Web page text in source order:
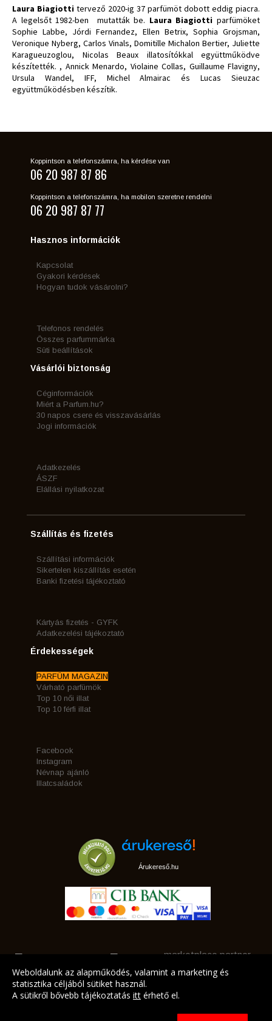
Laura Biagiotti tervező 2020-ig 37 parfümöt dobott eddig piacra.
A legelsőt 1982-ben mutatták be. Laura Biagiotti parfümöket
Sophie Labbe, Jórdi Fernandez, Ellen Betrix, Sophia Grojsman,
Veronique Nyberg, Carlos Vinals, Domitille Michalon Bertier, Juliette
Karagueuzoglou, Nicolas Beaux illatosítókkal együttműködve
készítették. , Annick Menardo, Violaine Collas, Guillaume Flavigny,
Ursula Wandel, IFF, Michel Almairac és Lucas Sieuzac
együttműködésben készítik.
Koppintson a telefonszámra, ha kérdése van
06 20 987 87 86
Koppintson a telefonszámra, ha mobilon szeretne rendelni
06 20 987 87 77
Hasznos információk
Kapcsolat
Gyakori kérdések
Hogyan tudok vásárolni?
Telefonos rendelés
Összes parfummárka
Süti beállítások
Vásárlói biztonság
Céginformációk
Miért a Parfum.hu?
30 napos csere és visszavásárlás
Jogi információk
Adatkezelés
ÁSZF
Elállási nyilatkozat
Szállítás és fizetés
Szállítási információk
Sikertelen kiszállítás esetén
Banki fizetési tájékoztató
Kártyás fizetés - GYFK
Adatkezelési tájékoztató
Érdekességek
PARFÜM MAGAZIN
Várható parfümök
Top 10 női illat
Top 10 férfi illat
Facebook
Instagram
Névnap ajánló
Illatcsaládok
Árukereső.hu
marketplace partner
Weboldalunk az alapműködés, valamint a marketing és
statisztika céljából sütiket használ.
A sütikről bővebb tájékoztatás itt érhető el.